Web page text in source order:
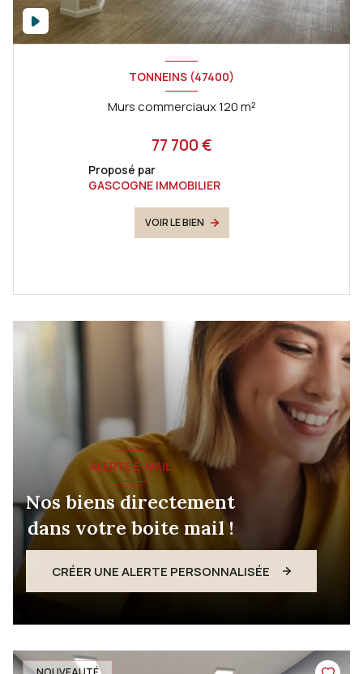
TONNEINS (47400)
Murs commerciaux 120 m²
77 700 €
Proposé par
GASCOGNE IMMOBILIER
VOIR LE BIEN
ALERTE E-MAIL
Nos biens directement
dans votre boite mail !
CRÉER UNE ALERTE PERSONNALISÉE